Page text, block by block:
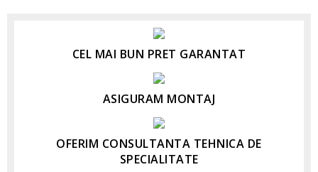
CEL MAI BUN PRET GARANTAT
ASIGURAM MONTAJ
OFERIM CONSULTANTA TEHNICA DE
SPECIALITATE